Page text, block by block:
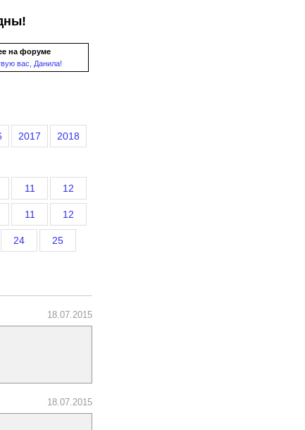
на форуме
вас, Данила!
2017 2018
11 12
11 12
24 25
18.07.2015
18.07.2015